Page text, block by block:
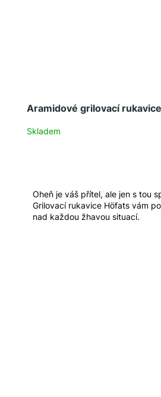
Aramidové grilovací
Skladem
Oheň je váš přítel, ale jen s tou
Grilovací rukavice Höfats vám
nad každou žhavou situací.